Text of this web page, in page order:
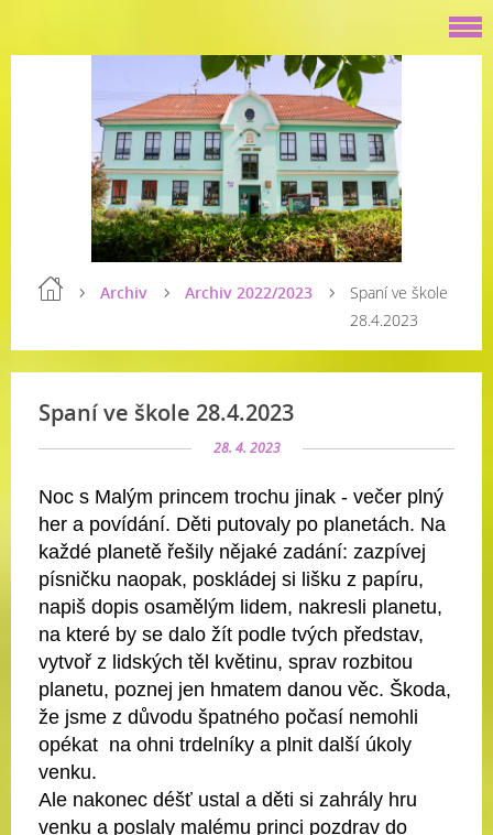
Archiv Archiv 2022/2023
Spaní ve škole
28.4.2023
Spaní ve škole 28.4.2023
28. 4. 2023
Noc s Malým princem trochu jinak - večer plný
her a povídání. Děti putovaly po planetách. Na
každé planetě řešily nějaké zadání: zazpívej
písničku naopak, poskládej si lišku z papíru,
napiš dopis osamělým lidem, nakresli planetu,
na které by se dalo žít podle tvých představ,
vytvoř z lidských těl květinu, sprav rozbitou
planetu, poznej jen hmatem danou věc. Škoda,
že jsme z důvodu špatného počasí nemohli
opékat na ohni trdelníky a plnit další úkoly
venku.
Ale nakonec déšť ustal a děti si zahrály hru
venku a poslaly malému princi pozdrav do